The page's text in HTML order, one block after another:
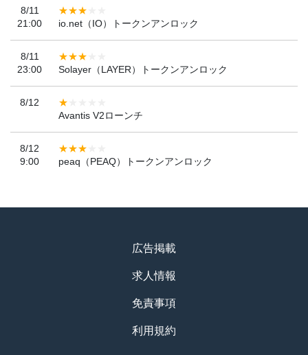
8/11
21:00
io.net（IO）トークンアンロック
8/11
23:00
Solayer（LAYER）トークンアンロック
8/12
Avantis V2ローンチ
8/12
9:00
peaq（PEAQ）トークンアンロック
広告掲載
求人情報
免責事項
利用規約